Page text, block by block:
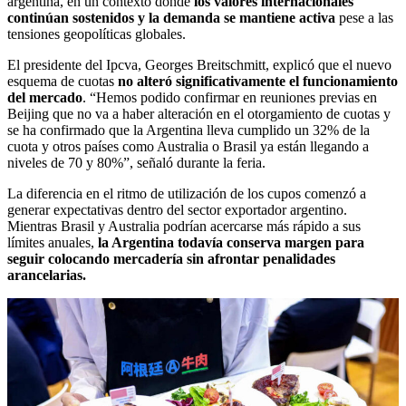
continúan sostenidos y la demanda se mantiene activa pese a las
tensiones geopolíticas globales.
El presidente del Ipcva, Georges Breitschmitt, explicó que el nuevo
esquema de cuotas no alteró significativamente el funcionamiento
del mercado. “Hemos podido confirmar en reuniones previas en
Beijing que no va a haber alteración en el otorgamiento de cuotas y
se ha confirmado que la Argentina lleva cumplido un 32% de la
cuota y otros países como Australia o Brasil ya están llegando a
niveles de 70 y 80%”, señaló durante la feria.
La diferencia en el ritmo de utilización de los cupos comenzó a
generar expectativas dentro del sector exportador argentino.
Mientras Brasil y Australia podrían acercarse más rápido a sus
límites anuales, la Argentina todavía conserva margen para
seguir colocando mercadería sin afrontar penalidades
arancelarias.